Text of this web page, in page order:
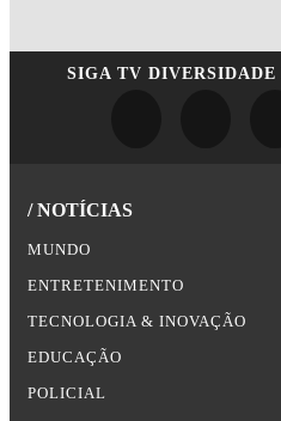
SIGA TV DIVERSIDADE
/ NOTÍCIAS
MUNDO
ENTRETENIMENTO
TECNOLOGIA & INOVAÇÃO
EDUCAÇÃO
POLICIAL